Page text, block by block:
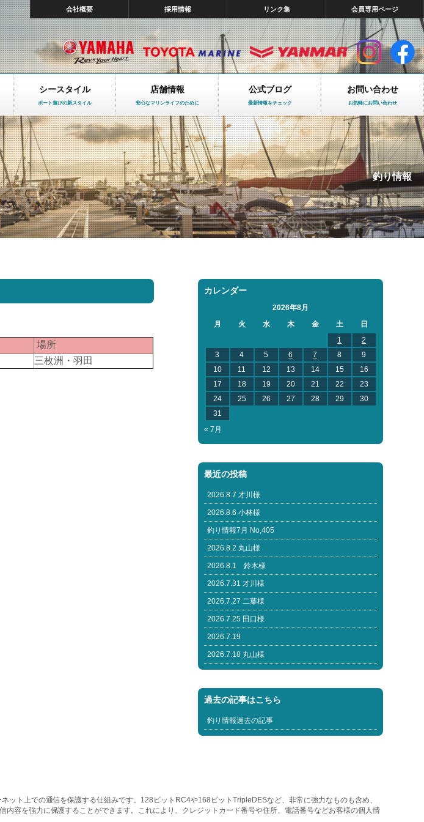
会社概要 採用情報 リンク集 会員専用ページ
シースタイル
ボート遊びの新スタイル
店舗情報
安心なマリンライフのために
公式ブログ
最新情報をチェック
お問い合わせ
お気軽にお問い合わせ
釣り情報
場所
三枚洲・羽田
カレンダー
2026年8月
月
火 水 木 金 土
日
1
2
3
4 5 6 7 8
9
10
11 12 13 14 15
16
17
18 19 20 21 22
23
24
25 26 27 28 29
30
31
« 7月
最近の投稿
2026.8.7 才川様
2026.8.6 小林様
釣り情報7月 No,405
2026.8.2 丸山様
2026.8.1 鈴木様
2026.7.31 才川様
2026.7.27 二葉様
2026.7.25 田口様
2026.7.19
2026.7.18 丸山様
過去の記事はこちら
釣り情報過去の記事
ト上での通信を保護する仕組みです。128ビットRC4や168ビットTripleDESなど、非常に強力なものも含め、
容を強力に保護することができます。これにより、クレジットカード番号や住所、電話番号などお客様の個人情